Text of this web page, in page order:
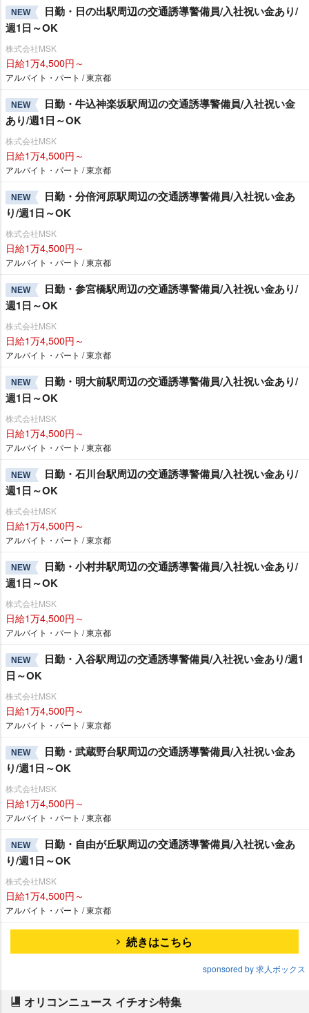
NEW
日勤・日の出駅周辺の交通誘導警備員/入社祝い金あり/
週1日～OK
株式会社MSK
日給1万4,500円～
アルバイト・パート / 東京都
NEW
日勤・牛込神楽坂駅周辺の交通誘導警備員/入社祝い金
あり/週1日～OK
株式会社MSK
日給1万4,500円～
アルバイト・パート / 東京都
NEW
日勤・分倍河原駅周辺の交通誘導警備員/入社祝い金あ
り/週1日～OK
株式会社MSK
日給1万4,500円～
アルバイト・パート / 東京都
NEW
日勤・参宮橋駅周辺の交通誘導警備員/入社祝い金あり/
週1日～OK
株式会社MSK
日給1万4,500円～
アルバイト・パート / 東京都
NEW
日勤・明大前駅周辺の交通誘導警備員/入社祝い金あり/
週1日～OK
株式会社MSK
日給1万4,500円～
アルバイト・パート / 東京都
NEW
日勤・石川台駅周辺の交通誘導警備員/入社祝い金あり/
週1日～OK
株式会社MSK
日給1万4,500円～
アルバイト・パート / 東京都
NEW
日勤・小村井駅周辺の交通誘導警備員/入社祝い金あり/
週1日～OK
株式会社MSK
日給1万4,500円～
アルバイト・パート / 東京都
NEW
日勤・入谷駅周辺の交通誘導警備員/入社祝い金あり/週1
日～OK
株式会社MSK
日給1万4,500円～
アルバイト・パート / 東京都
NEW
日勤・武蔵野台駅周辺の交通誘導警備員/入社祝い金あ
り/週1日～OK
株式会社MSK
日給1万4,500円～
アルバイト・パート / 東京都
NEW
日勤・自由が丘駅周辺の交通誘導警備員/入社祝い金あ
り/週1日～OK
株式会社MSK
日給1万4,500円～
アルバイト・パート / 東京都
続きはこちら
sponsored by 求人ボックス
オリコンニュース イチオシ特集